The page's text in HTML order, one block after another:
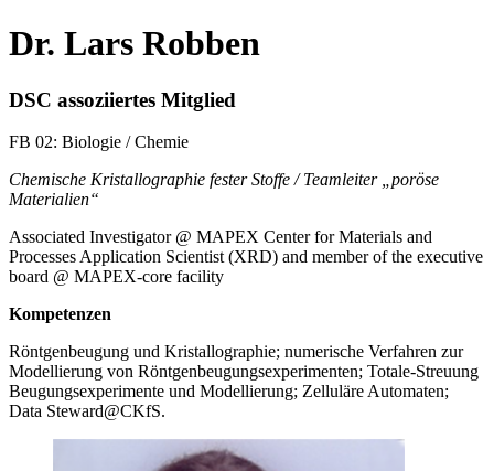
Dr. Lars Robben
DSC assoziiertes Mitglied
FB 02: Biologie / Chemie
Chemische Kristallographie fester Stoffe / Teamleiter „poröse
Materialien“
Associated Investigator @ MAPEX Center for Materials and
Processes Application Scientist (XRD) and member of the executive
board @ MAPEX-core facility
Kompetenzen
Röntgenbeugung und Kristallographie; numerische Verfahren zur
Modellierung von Röntgenbeugungsexperimenten; Totale-Streuung
Beugungsexperimente und Modellierung; Zelluläre Automaten;
Data Steward@CKfS.